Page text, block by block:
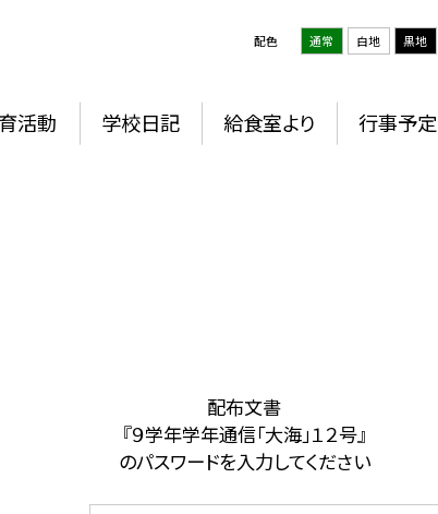
配色 通常 白地 黒地
活動 学校日記 給食室より 行事予定
配布文書
『９学年学年通信「大海」１２号』
のパスワードを入力してください